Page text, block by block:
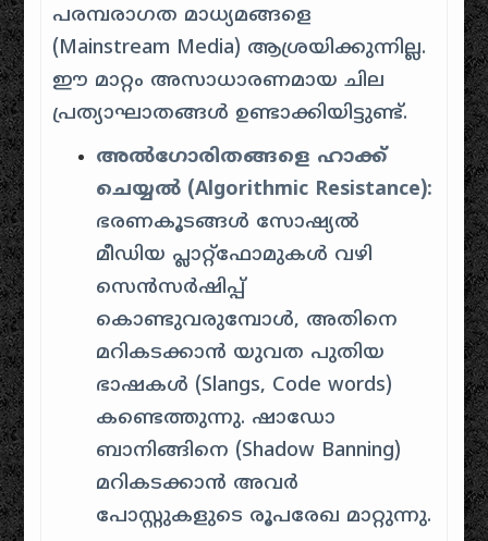
പരമ്പരാഗത മാധ്യമങ്ങളെ
(Mainstream Media) ആശ്രയിക്കുന്നില്ല.
ഈ മാറ്റം അസാധാരണമായ ചില
പ്രത്യാഘാതങ്ങൾ ഉണ്ടാക്കിയിട്ടുണ്ട്.
അൽഗോരിതങ്ങളെ ഹാക്ക്
ചെയ്യൽ (Algorithmic Resistance):
ഭരണകൂടങ്ങൾ സോഷ്യൽ
മീഡിയ പ്ലാറ്റ്‌ഫോമുകൾ വഴി
സെൻസർഷിപ്പ്
കൊണ്ടുവരുമ്പോൾ, അതിനെ
മറികടക്കാൻ യുവത പുതിയ
ഭാഷകൾ (Slangs, Code words)
കണ്ടെത്തുന്നു. ഷാഡോ
ബാനിങ്ങിനെ (Shadow Banning)
മറികടക്കാൻ അവർ
പോസ്റ്റുകളുടെ രൂപരേഖ മാറ്റുന്നു.